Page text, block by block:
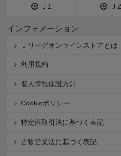
Ｊ1 Ｊ2
インフォメーション
Ｊリーグオンラインストアとは
利用規約
個人情報保護方針
Cookieポリシー
特定商取引法に基づく表記
古物営業法に基づく表記